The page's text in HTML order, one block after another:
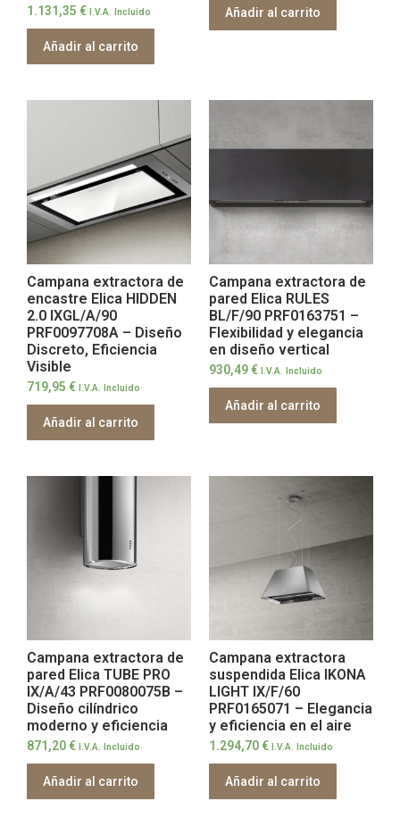
1.131,35 € I.V.A. Incluido
Añadir al carrito
Añadir al carrito
Campana extractora de
encastre Elica HIDDEN
2.0 IXGL/A/90
PRF0097708A – Diseño
Discreto, Eficiencia
Visible
719,95 € I.V.A. Incluido
Añadir al carrito
Campana extractora de
pared Elica RULES
BL/F/90 PRF0163751 –
Flexibilidad y elegancia
en diseño vertical
930,49 € I.V.A. Incluido
Añadir al carrito
Campana extractora de
pared Elica TUBE PRO
IX/A/43 PRF0080075B –
Diseño cilíndrico
moderno y eficiencia
871,20 € I.V.A. Incluido
Añadir al carrito
Campana extractora
suspendida Elica IKONA
LIGHT IX/F/60
PRF0165071 – Elegancia
y eficiencia en el aire
1.294,70 € I.V.A. Incluido
Añadir al carrito